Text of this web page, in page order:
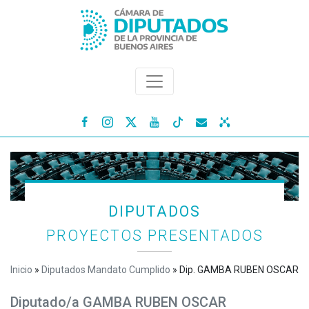
   
DIPUTADOS
PROYECTOS PRESENTADOS
Inicio » Diputados Mandato Cumplido » Dip. GAMBA RUBEN OSCAR
Diputado/a GAMBA RUBEN OSCAR